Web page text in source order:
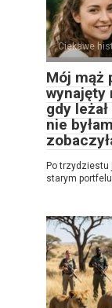
Ciekawe
Mój mąż
wynajęty
gdy
nie
Po trzydziestu
starym